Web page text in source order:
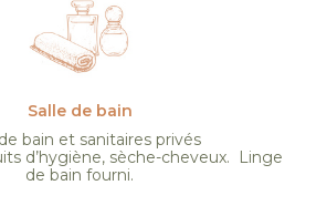
Salle de bain
bain et sanitaires privés
d’hygiène, sèche-cheveux. Linge
de bain fourni.